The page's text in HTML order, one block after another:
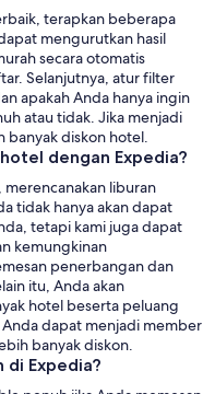
terapkan beberapa
mengurutkan hasil
secara otomatis
Selanjutnya, atur filter
apakah Anda hanya ingin
atau tidak. Jika menjadi
banyak diskon hotel.
dengan Expedia?
liburan
tidak hanya akan dapat
tetapi kami juga dapat
kemungkinan
penerbangan dan
itu, Anda akan
hotel beserta peluang
dapat menjadi member
banyak diskon.
Expedia?